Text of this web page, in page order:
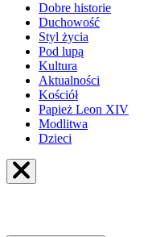
Dobre historie
Duchowość
Styl życia
Pod lupą
Kultura
Aktualności
Kościół
Papież Leon XIV
Modlitwa
Dzieci